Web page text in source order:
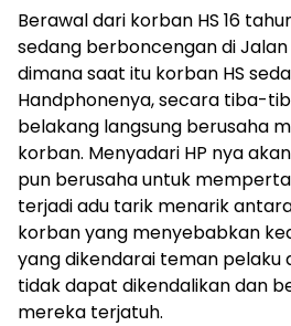
Berawal dari korban HS 16
sedang berboncengan di
dimana saat itu korban HS
Handphonenya, secara tiba-
belakang langsung berusaha
korban. Menyadari HP nya
pun berusaha untuk
terjadi adu tarik menarik
korban yang menyebabkan
yang dikendarai teman pelaku
tidak dapat dikendalikan dan
mereka terjatuh.